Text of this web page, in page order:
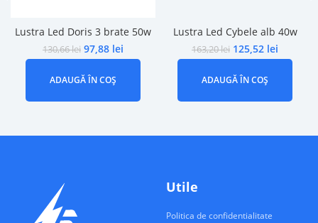
Lustra Led Doris 3 brate 50w
130,66lei 97,88 lei
ADAUGĂ ÎN COȘ
Lustra Led Cybele alb 40w
163,20lei 125,52 lei
ADAUGĂ ÎN COȘ
Utile
Politica de confidentialitate